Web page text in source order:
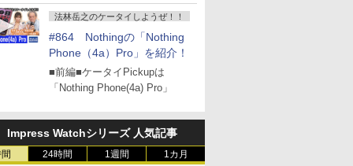
法林岳之のケータイしようぜ！！
#864 Nothingの「Nothing
Phone（4a）Pro」を紹介！
■前編■ケータイPickupは
「Nothing Phone(4a) Pro」
Impress Watchシリーズ 人気記事
24時間 1週間 1カ月